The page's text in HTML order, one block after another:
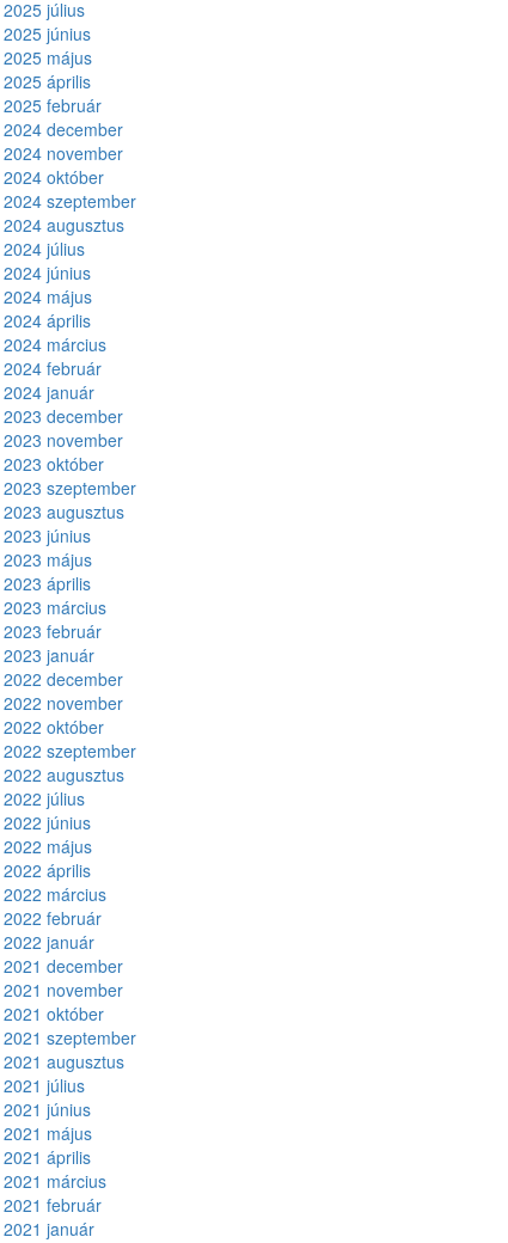
2025 július
2025 június
2025 május
2025 április
2025 február
2024 december
2024 november
2024 október
2024 szeptember
2024 augusztus
2024 július
2024 június
2024 május
2024 április
2024 március
2024 február
2024 január
2023 december
2023 november
2023 október
2023 szeptember
2023 augusztus
2023 június
2023 május
2023 április
2023 március
2023 február
2023 január
2022 december
2022 november
2022 október
2022 szeptember
2022 augusztus
2022 július
2022 június
2022 május
2022 április
2022 március
2022 február
2022 január
2021 december
2021 november
2021 október
2021 szeptember
2021 augusztus
2021 július
2021 június
2021 május
2021 április
2021 március
2021 február
2021 január